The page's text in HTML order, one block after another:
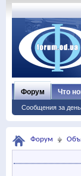
Форум
Сообщения за день
Что
Форум